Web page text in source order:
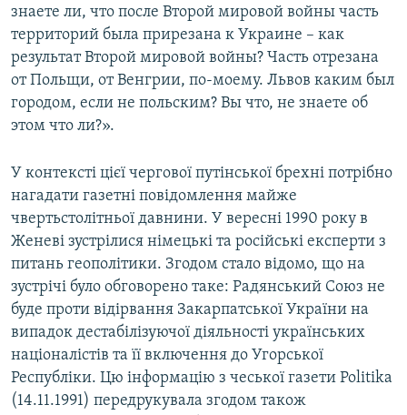
знаете ли, что после Второй мировой войны часть
территорий была прирезана к Украине – как
результат Второй мировой войны? Часть отрезана
от Польщи, от Венгрии, по-моему. Львов каким был
городом, если не польским? Вы что, не знаете об
этом что ли?».
У контексті цієї чергової путінської брехні потрібно
нагадати газетні повідомлення майже
чвертьстолітньої давнини. У вересні 1990 року в
Женеві зустрілися німецькі та російські експерти з
питань геополітики. Згодом стало відомо, що на
зустрічі було обговорено таке: Радянський Союз не
буде проти відірвання Закарпатської України на
випадок дестабілізуючої діяльності українських
націоналістів та її включення до Угорської
Республіки. Цю інформацію з чеської газети Politika
(14.11.1991) передрукувала згодом також